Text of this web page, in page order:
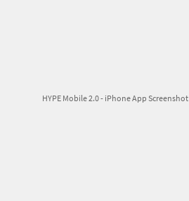
HYPE Mobile 2.0 - iPhone App Screenshot